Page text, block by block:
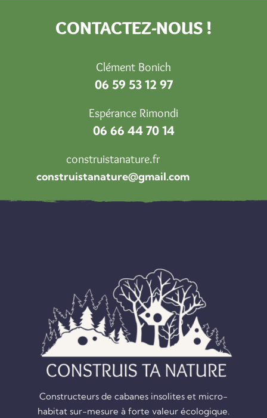
CONTACTEZ-NOUS !
Clément Bonich
06 59 53 12 97
Espérance Rimondi
06 66 44 70 14
construistanature.fr
construistanature@gmail.com
Constructeurs de cabanes insolites et micro-
habitat sur-mesure à forte valeur écologique.